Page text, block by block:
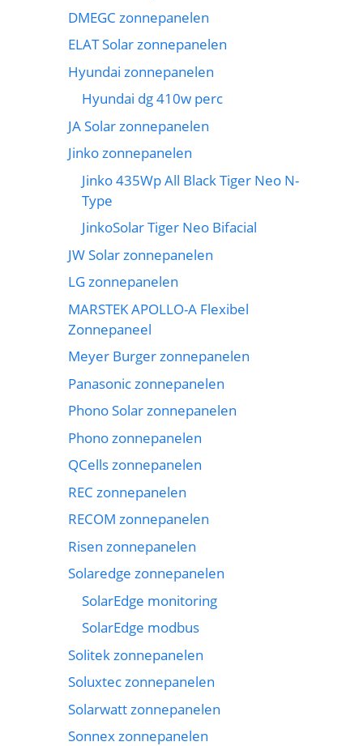
DMEGC zonnepanelen
ELAT Solar zonnepanelen
Hyundai zonnepanelen
Hyundai dg 410w perc
JA Solar zonnepanelen
Jinko zonnepanelen
Jinko 435Wp All Black Tiger Neo N-
Type
JinkoSolar Tiger Neo Bifacial
JW Solar zonnepanelen
LG zonnepanelen
MARSTEK APOLLO-A Flexibel
Zonnepaneel
Meyer Burger zonnepanelen
Panasonic zonnepanelen
Phono Solar zonnepanelen
Phono zonnepanelen
QCells zonnepanelen
REC zonnepanelen
RECOM zonnepanelen
Risen zonnepanelen
Solaredge zonnepanelen
SolarEdge monitoring
SolarEdge modbus
Solitek zonnepanelen
Soluxtec zonnepanelen
Solarwatt zonnepanelen
Sonnex zonnepanelen